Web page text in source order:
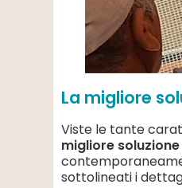
La migliore
Viste le tante
migliore
sottolineati i